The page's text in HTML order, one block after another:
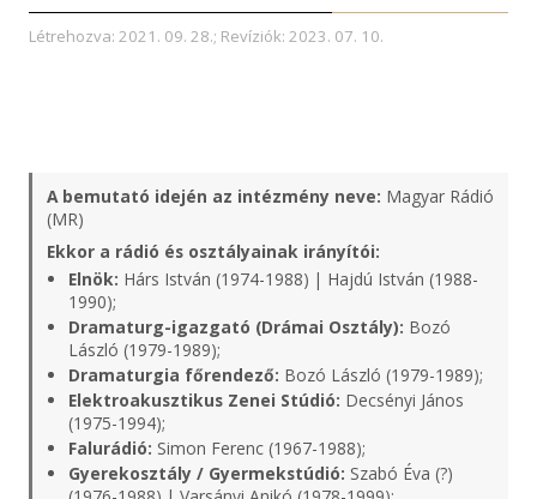
Létrehozva: 2021. 09. 28.; Revíziók: 2023. 07. 10.
A bemutató idején az intézmény neve: Magyar Rádió
(MR)
Ekkor a rádió és osztályainak irányítói:
Elnök: Hárs István (1974-1988) | Hajdú István (1988-
1990);
Dramaturg-igazgató (Drámai Osztály): Bozó
László (1979-1989);
Dramaturgia főrendező: Bozó László (1979-1989);
Elektroakusztikus Zenei Stúdió: Decsényi János
(1975-1994);
Falurádió: Simon Ferenc (1967-1988);
Gyerekosztály / Gyermekstúdió: Szabó Éva (?)